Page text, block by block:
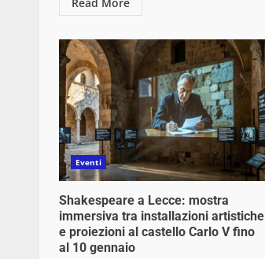
Eventi
Shakespeare a Lecce: mostra
immersiva tra installazioni artistiche
e proiezioni al castello Carlo V fino
al 10 gennaio